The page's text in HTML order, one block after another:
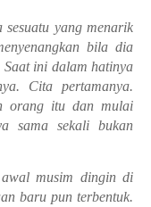
sesuatu yang menarik
bila dia
ini dalam hatinya
Cita pertamanya.
orang itu dan mulai
sama sekali bukan
musim dingin di
baru pun terbentuk.